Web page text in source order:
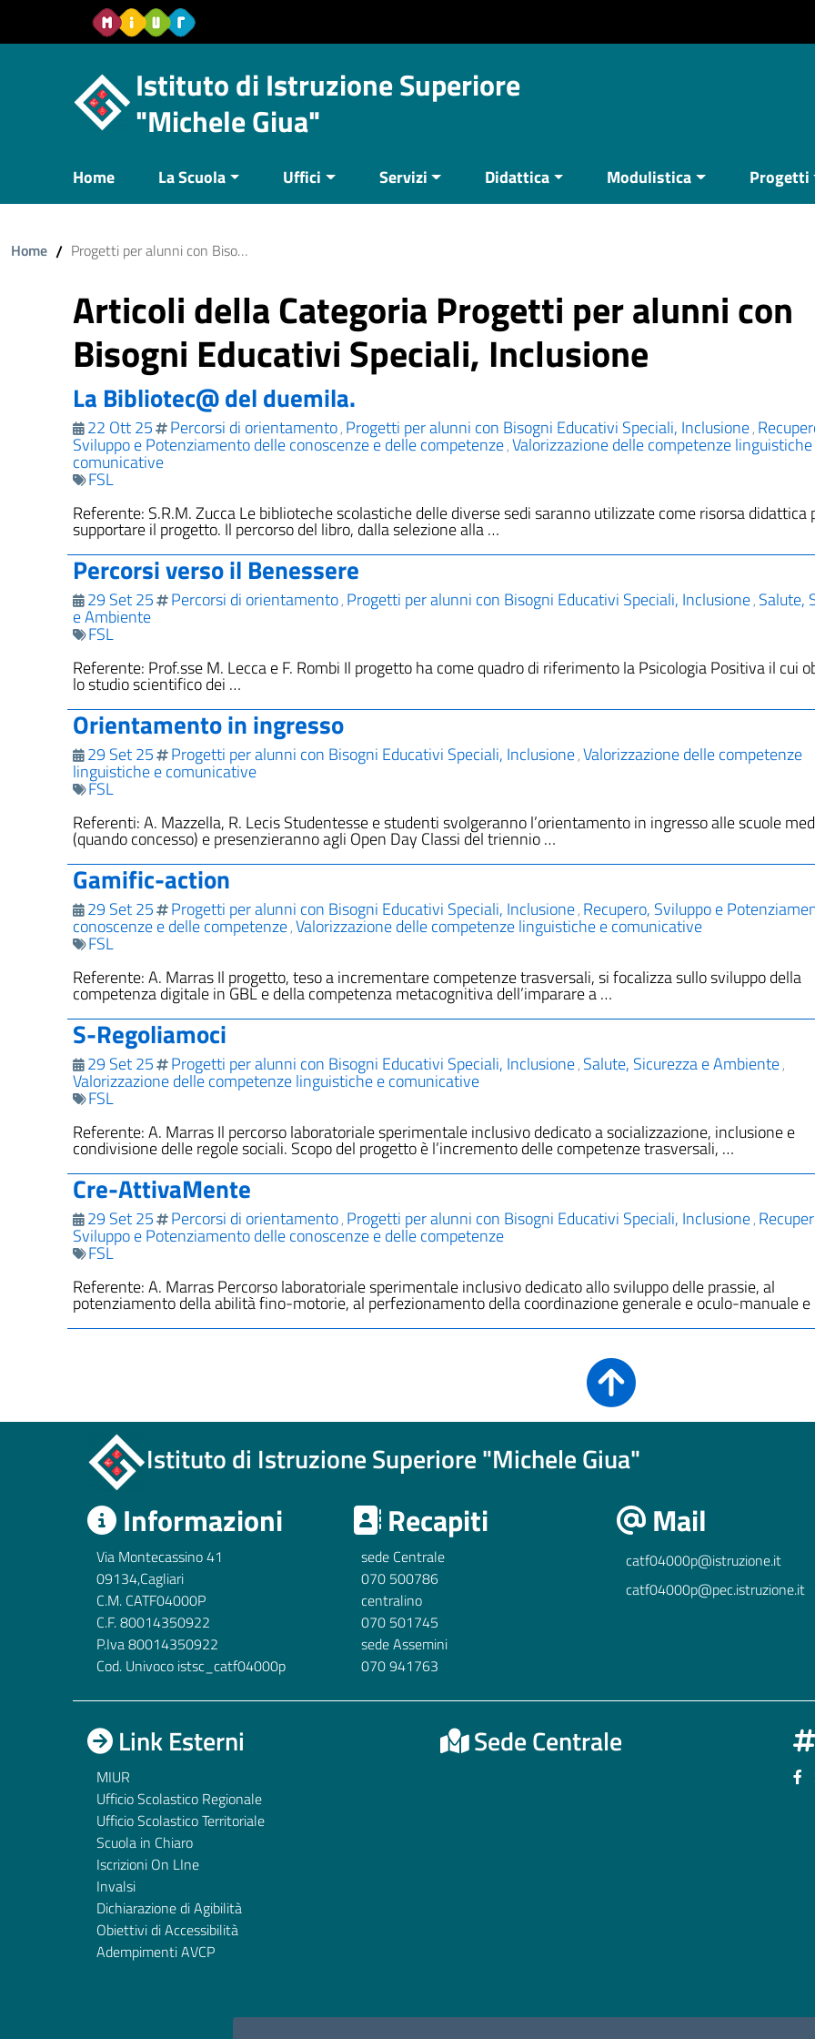
Vai al contenuto
Vail al menu di navigazione
Istituto di Istruzione Superiore
"Michele Giua"
Home La Scuola Uffici Servizi Didattica Modulistica Progetti
Home / Progetti per alunni con Bisogni Educativi Speciali, Inclusione
Articoli della Categoria Progetti per alunni con
Bisogni Educativi Speciali, Inclusione
La Bibliotec@ del duemila.
22 Ott 25 Percorsi di orientamento, Progetti per alunni con Bisogni Educativi Speciali, Inclusione,
Sviluppo e Potenziamento delle conoscenze e delle competenze,Valorizzazione delle competenze
comunicative
FSL
Referente: S.R.M. Zucca Le biblioteche scolastiche delle diverse sedi saranno utilizzate come risorsa didattica
supportare il progetto. Il percorso del libro, dalla selezione alla …
Percorsi verso il Benessere
29 Set 25 Percorsi di orientamento, Progetti per alunni con Bisogni Educativi Speciali, Inclusione, Salute,
e Ambiente
FSL
Referente: Prof.sse M. Lecca e F. Rombi Il progetto ha come quadro di riferimento la Psicologia Positiva il cui
lo studio scientifico dei …
Orientamento in ingresso
29 Set 25 Progetti per alunni con Bisogni Educativi Speciali, Inclusione,Valorizzazione delle competenze
linguistiche e comunicative
FSL
Referenti: A. Mazzella, R. Lecis Studentesse e studenti svolgeranno l’orientamento in ingresso alle scuole
(quando concesso) e presenzieranno agli Open Day Classi del triennio …
Gamific-action
29 Set 25 Progetti per alunni con Bisogni Educativi Speciali, Inclusione, Recupero, Sviluppo e
conoscenze e delle competenze,Valorizzazione delle competenze linguistiche e comunicative
FSL
Referente: A. Marras Il progetto, teso a incrementare competenze trasversali, si focalizza sullo sviluppo della
competenza digitale in GBL e della competenza metacognitiva dell’imparare a …
S-Regoliamoci
29 Set 25 Progetti per alunni con Bisogni Educativi Speciali, Inclusione, Salute, Sicurezza e Ambiente,
Valorizzazione delle competenze linguistiche e comunicative
FSL
Referente: A. Marras Il percorso laboratoriale sperimentale inclusivo dedicato a socializzazione, inclusione e
condivisione delle regole sociali. Scopo del progetto è l’incremento delle competenze trasversali, …
Cre-AttivaMente
29 Set 25 Percorsi di orientamento, Progetti per alunni con Bisogni Educativi Speciali, Inclusione,
Sviluppo e Potenziamento delle conoscenze e delle competenze
FSL
Referente: A. Marras Percorso laboratoriale sperimentale inclusivo dedicato allo sviluppo delle prassie, al
potenziamento della abilità fino-motorie, al perfezionamento della coordinazione generale e oculo-manuale
Istituto di Istruzione Superiore "Michele Giua"
Informazioni
Via Montecassino 41
09134,Cagliari
C.M. CATF04000P
C.F. 80014350922
P.Iva 80014350922
Cod. Univoco istsc_catf04000p
Recapiti
sede Centrale
070 500786
centralino
070 501745
sede Assemini
070 941763
Mail
catf04000p@istruzione.it
catf04000p@pec.istruzione.it
Link Esterni
MIUR
Ufficio Scolastico Regionale
Ufficio Scolastico Territoriale
Scuola in Chiaro
Iscrizioni On LIne
Invalsi
Dichiarazione di Agibilità
Obiettivi di Accessibilità
Adempimenti AVCP
Sede Centrale